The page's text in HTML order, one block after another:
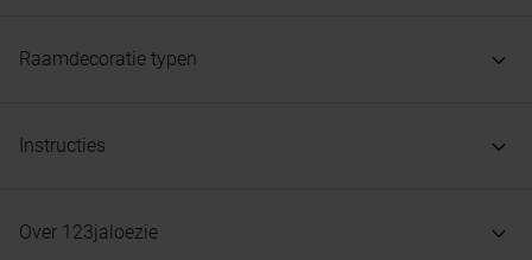
Raamdecoratie typen
Instructies
Over 123jaloezie